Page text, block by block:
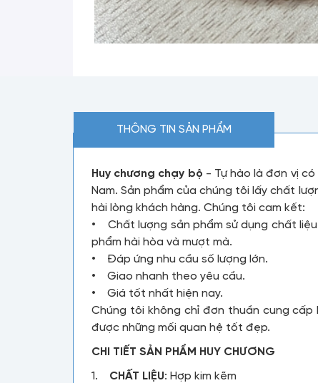
THÔNG TIN SẢN PHẨM
Huy chương chạy bộ - Tự hào là đơn vị
Nam. Sản phẩm của chúng tôi lấy chất
hài lòng khách hàng. Chúng tôi cam kết:
• Chất lượng sản phẩm sử dụng chất
phẩm hài hòa và mượt mà.
• Đáp ứng nhu cầu số lượng lớn.
• Giao nhanh theo yêu cầu.
• Giá tốt nhất hiện nay.
Chúng tôi không chỉ đơn thuần cung
được những mối quan hệ tốt đẹp.
CHI TIẾT SẢN PHẨM HUY CHƯƠNG
1. CHẤT LIỆU: Hợp kim kẽm